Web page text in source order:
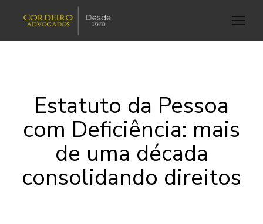
Estatuto da Pessoa
com Deficiência: mais
de uma década
consolidando direitos